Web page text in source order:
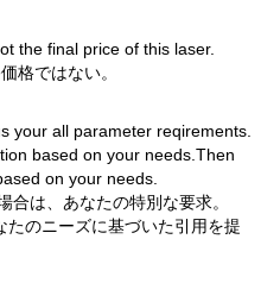
the final price of this laser.
格ではない。
your all parameter reqirements.
based on your needs.Then
on your needs.
合は、あなたの特別な要求。
のニーズに基づいた引用を提